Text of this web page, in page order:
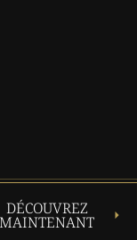
DÉCOUVREZ
MAINTENANT